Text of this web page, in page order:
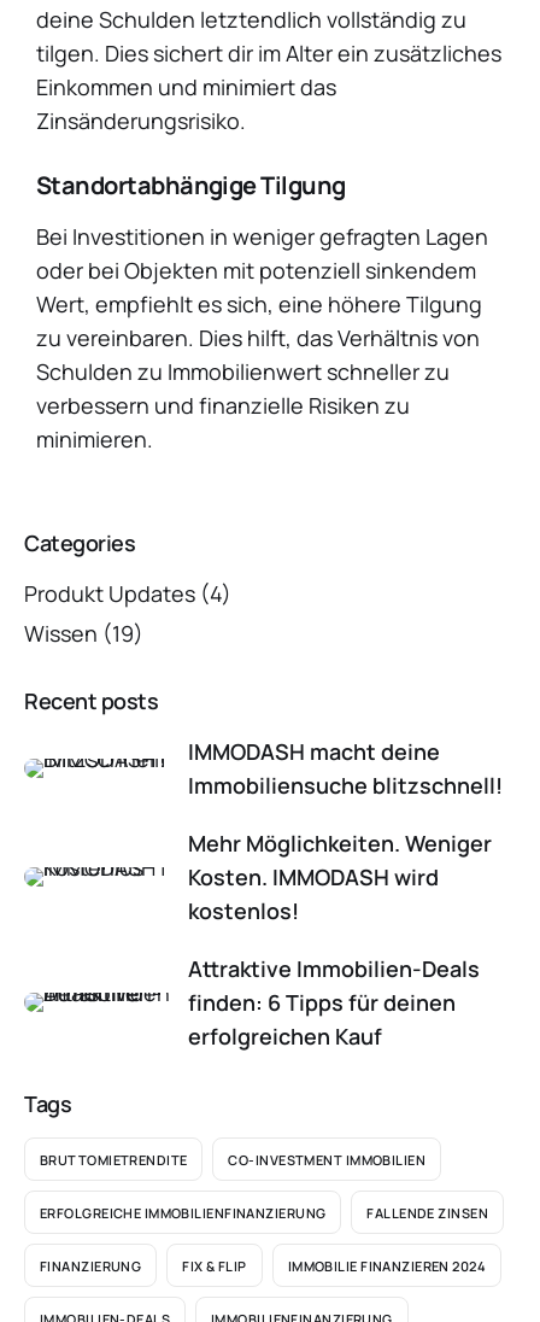
deine Schulden letztendlich vollständig zu
tilgen. Dies sichert dir im Alter ein zusätzliches
Einkommen und minimiert das
Zinsänderungsrisiko.
Standortabhängige Tilgung
Bei Investitionen in weniger gefragten Lagen
oder bei Objekten mit potenziell sinkendem
Wert, empfiehlt es sich, eine höhere Tilgung
zu vereinbaren. Dies hilft, das Verhältnis von
Schulden zu Immobilienwert schneller zu
verbessern und finanzielle Risiken zu
minimieren.
Categories
Produkt Updates (4)
Wissen (19)
Recent posts
IMMODASH macht deine
Immobiliensuche blitzschnell!
Mehr Möglichkeiten. Weniger
Kosten. IMMODASH wird
kostenlos!
Attraktive Immobilien-Deals
finden: 6 Tipps für deinen
erfolgreichen Kauf
Tags
BRUTTOMIETRENDITE CO-INVESTMENT IMMOBILIEN
ERFOLGREICHE IMMOBILIENFINANZIERUNG FALLENDE ZINSEN
FINANZIERUNG FIX & FLIP IMMOBILIE FINANZIEREN 2024